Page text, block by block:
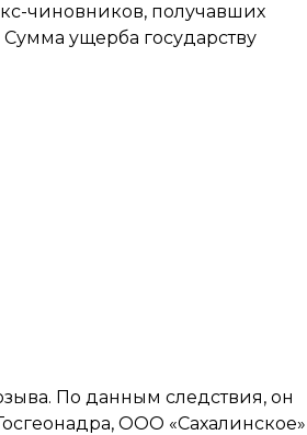
чиновников, получавших
ущерба государству
По данным следствия, он
ООО «Сахалинское»